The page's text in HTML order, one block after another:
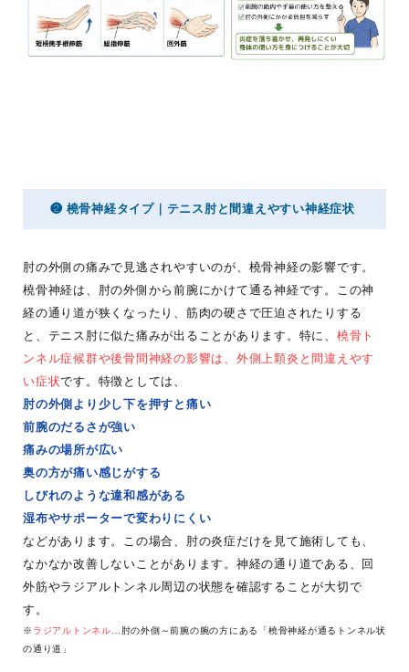
❷ 橈骨神経タイプ｜テニス肘と間違えやすい神経症状
肘の外側の痛みで見逃されやすいのが、橈骨神経の影響です。
橈骨神経は、肘の外側から前腕にかけて通る神経です。この神
経の通り道が狭くなったり、筋肉の硬さで圧迫されたりする
と、テニス肘に似た痛みが出ることがあります。特に、 橈骨ト
ンネル症候群や後骨間神経の影響は、外側上顆炎と間違えやす
い症状です。特徴としては、
肘の外側より少し下を押すと痛い
前腕のだるさが強い
痛みの場所が広い
奥の方が痛い感じがする
しびれのような違和感がある
湿布やサポーターで変わりにくい
などがあります。この場合、肘の炎症だけを見て施術しても、
なかなか改善しないことがあります。神経の通り道である、回
外筋やラジアルトンネル周辺の状態を確認することが大切で
す。
※ ラジアルトンネル …肘の外側～前腕の腕の方にある「橈骨神経が通るトンネル状
の通り道」